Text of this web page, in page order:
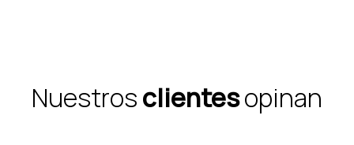
Nuestrosclientesopinan